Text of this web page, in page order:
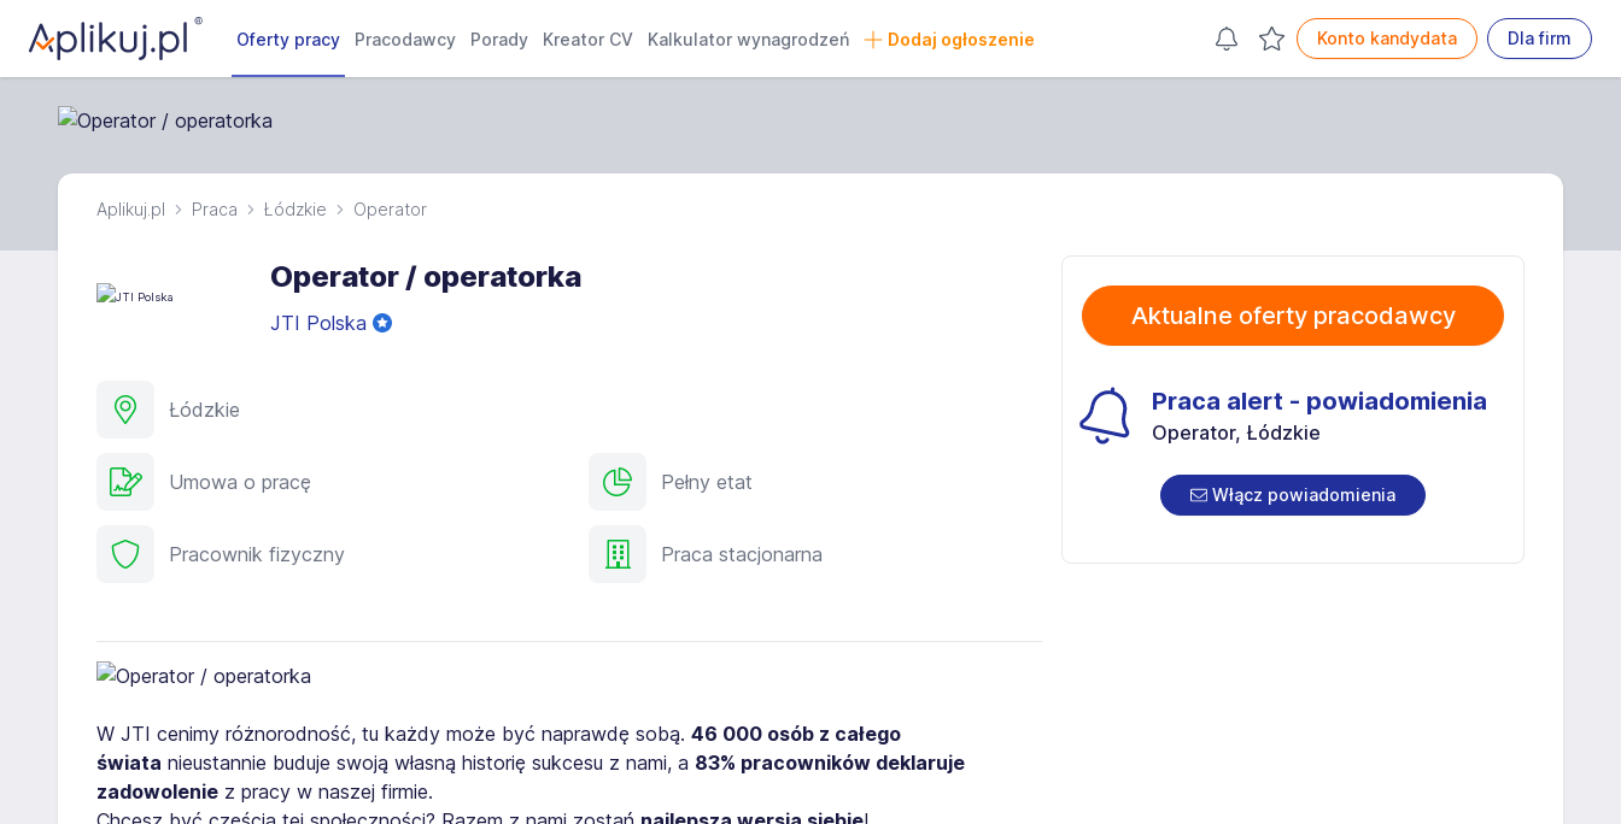
Oferty pracy Pracodawcy Porady Kreator CV Kalkulator wynagrodzeń Dodaj ogłoszenie Konto kandydata Dla firm
Aplikuj.pl Praca Łódzkie Operator
Operator / operatorka
JTI Polska
Łódzkie
Umowa o pracę Pełny etat
Pracownik fizyczny Praca stacjonarna
W JTI cenimy różnorodność, tu każdy może być naprawdę sobą. 46 000 osób z całego
świata nieustannie buduje swoją własną historię sukcesu z nami, a 83% pracowników deklaruje
zadowolenie z pracy w naszej firmie.
Aktualne oferty pracodawcy
Praca alert - powiadomienia
Operator, Łódzkie
Włącz powiadomienia